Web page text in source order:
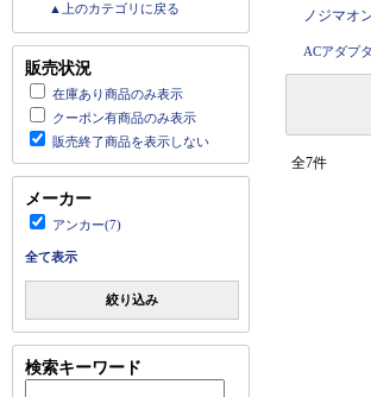
▲上のカテゴリに戻る
販売状況
在庫あり商品のみ表示
クーポン有商品のみ表示
販売終了商品を表示しない
メーカー
アンカー(7)
全て表示
絞り込み
検索キーワード
ノジマオ
ACアダプ
全7件